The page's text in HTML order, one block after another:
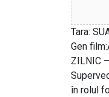
Tara:
Gen
ZILNIC
în rolul